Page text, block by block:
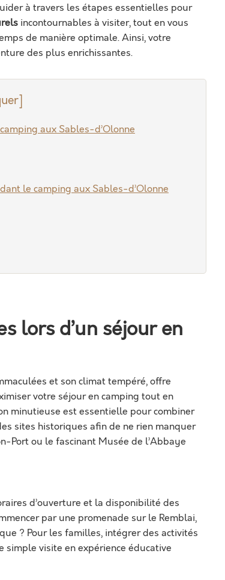
à travers les étapes essentielles pour
incontournables à visiter, tout en vous
de manière optimale. Ainsi, votre
des plus enrichissantes.
aux Sables-d’Olonne
le camping aux Sables-d’Olonne
lors d’un séjour en
et son climat tempéré, offre
votre séjour en camping tout en
minutieuse est essentielle pour combiner
sites historiques afin de ne rien manquer
Port ou le fascinant Musée de l’Abbaye
d’ouverture et la disponibilité des
par une promenade sur le Remblai,
? Pour les familles, intégrer des activités
visite en expérience éducative